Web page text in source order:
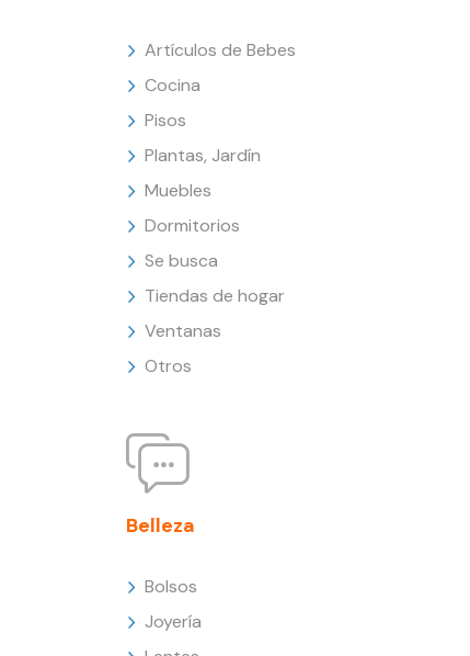
Artículos de Bebes
Cocina
Pisos
Plantas, Jardín
Muebles
Dormitorios
Se busca
Tiendas de hogar
Ventanas
Otros
Belleza
Bolsos
Joyería